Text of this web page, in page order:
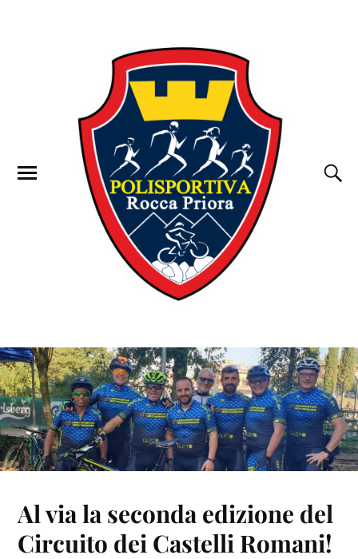
Al via la seconda edizione del
Circuito dei Castelli Romani!